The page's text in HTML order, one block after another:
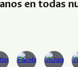
en todas